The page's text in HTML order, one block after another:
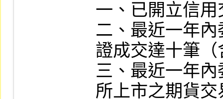
一、已開立信
二、最近一年
證成交達十筆
三、最近一年
所上市之期貨